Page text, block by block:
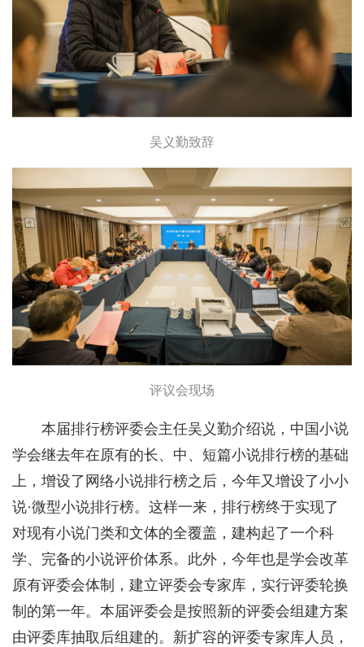
吴义勤致辞
评议会现场
本届排行榜评委会主任吴义勤介绍说，中国小说
学会继去年在原有的长、中、短篇小说排行榜的基础
上，增设了网络小说排行榜之后，今年又增设了小小
说·微型小说排行榜。这样一来，排行榜终于实现了
对现有小说门类和文体的全覆盖，建构起了一个科
学、完备的小说评价体系。此外，今年也是学会改革
原有评委会体制，建立评委会专家库，实行评委轮换
制的第一年。本届评委会是按照新的评委会组建方案
由评委库抽取后组建的。新扩容的评委专家库人员，